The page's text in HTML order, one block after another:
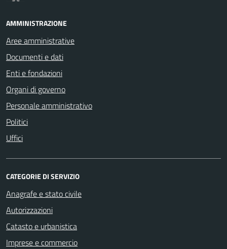
AMMINISTRAZIONE
Aree amministrative
Documenti e dati
Enti e fondazioni
Organi di governo
Personale amministrativo
Politici
Uffici
CATEGORIE DI SERVIZIO
Anagrafe e stato civile
Autorizzazioni
Catasto e urbanistica
Imprese e commercio